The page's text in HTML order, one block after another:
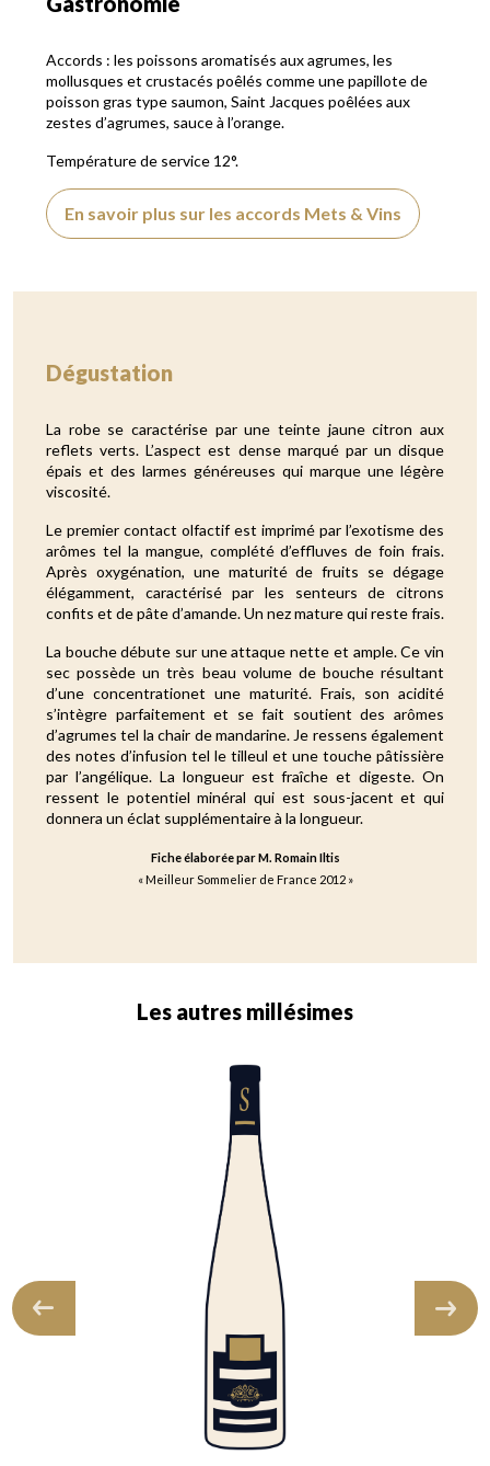
Accords : les poissons aromatisés aux agrumes, les
mollusques et crustacés poêlés comme une papillote de
poisson gras type saumon, Saint Jacques poêlées aux
zestes d’agrumes, sauce à l’orange.
Température de service 12°.
En savoir plus sur les accords Mets & Vins
Dégustation
La robe se caractérise par une teinte jaune citron aux
reflets verts. L’aspect est dense marqué par un disque
épais et des larmes généreuses qui marque une légère
viscosité.
Le premier contact olfactif est imprimé par l’exotisme des
arômes tel la mangue, complété d’effluves de foin frais.
Après oxygénation, une maturité de fruits se dégage
élégamment, caractérisé par les senteurs de citrons
confits et de pâte d’amande. Un nez mature qui reste frais.
La bouche débute sur une attaque nette et ample. Ce vin
sec possède un très beau volume de bouche résultant
d’une concentrationet une maturité. Frais, son acidité
s’intègre parfaitement et se fait soutient des arômes
d’agrumes tel la chair de mandarine. Je ressens également
des notes d’infusion tel le tilleul et une touche pâtissière
par l’angélique. La longueur est fraîche et digeste. On
ressent le potentiel minéral qui est sous-jacent et qui
donnera un éclat supplémentaire à la longueur.
Fiche élaborée par M. Romain Iltis
« Meilleur Sommelier de France 2012 »
Les autres millésimes